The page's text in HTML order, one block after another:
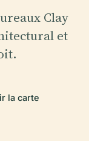
Clay
et
la carte